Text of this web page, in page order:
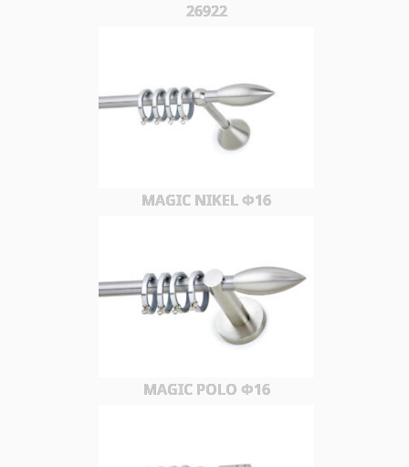
26922
MAGIC NIKEL Φ16
MAGIC POLO Φ16